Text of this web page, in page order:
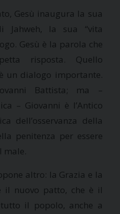
inaugura la sua
Jahweh, la sua “vita
Gesù è la parola che
risposta. Quello
un dialogo importante.
Battista; ma –
– Giovanni è l’Antico
dell’osservanza della
penitenza per essere
male.
altro: la Grazia e la
il nuovo patto, che è il
il popolo, anche a